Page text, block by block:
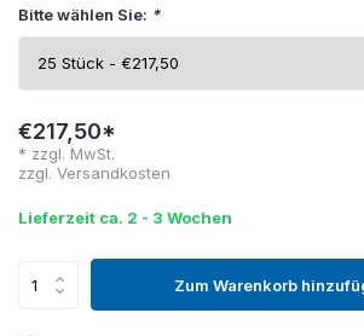
Bitte wählen Sie: *
€217,50*
* zzgl. MwSt.
zzgl. Versandkosten
Lieferzeit ca. 2 - 3 Wochen
Zum Warenkorb